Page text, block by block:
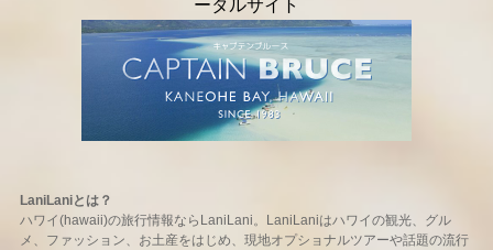
LaniLaniとは？
ハワイ(hawaii)の旅行情報ならLaniLani。LaniLaniはハワイの観光、グル
メ、ファッション、お土産をはじめ、現地オプショナルツアーや話題の流行